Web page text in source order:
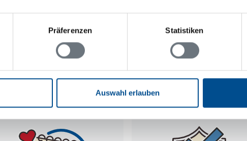
Präferenzen Statistiken
Auswahl erlauben
1 2